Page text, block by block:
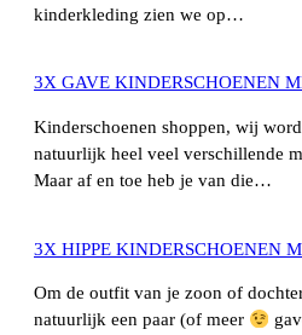
kinderkleding zien we op…
3X GAVE KINDERSCHOENEN
Kinderschoenen shoppen, wij
natuurlijk heel veel verschillende
Maar af en toe heb je van die…
3X HIPPE KINDERSCHOENEN
Om de outfit van je zoon of
natuurlijk een paar (of meer